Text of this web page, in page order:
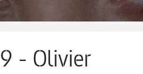
- Olivier